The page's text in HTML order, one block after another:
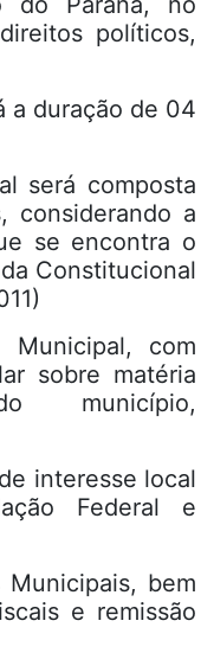
políticos,
a duração de 04
será composta
considerando a
se encontra o
Constitucional
com
sobre matéria
município,
interesse local
Federal e
bem
e remissão